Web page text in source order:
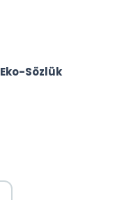
Eko-Sözlük